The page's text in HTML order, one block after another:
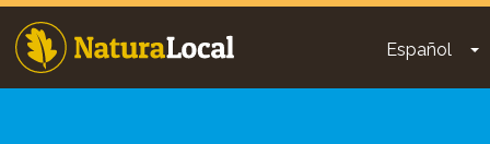
Español
Main